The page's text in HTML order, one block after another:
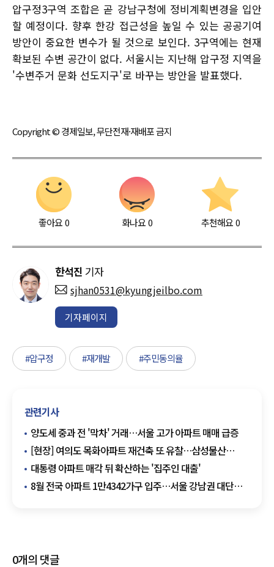
압구정3구역 조합은 곧 강남구청에 정비계획변경을 입안
할 예정이다. 향후 한강 접근성을 높일 수 있는 공공기여
방안이 중요한 변수가 될 것으로 보인다. 3구역에는 현재
확보된 수변 공간이 없다. 서울시는 지난해 압구정 지역을
'수변주거 문화 선도지구'로 바꾸는 방안을 발표했다.
Copyright © 경제일보, 무단전재·재배포 금지
좋아요0 화나요0 추천해요 0
한석진 기자
sjhan0531@kyungjeilbo.com
기자페이지
#압구정 #재개발 #주민동의율
관련기사
양도세 중과 전 '막차' 거래…서울 고가 아파트 매매 급증
[현장] 여의도 목화아파트 재건축 또 유찰…삼성물산
무혈입성 청신호
대통령 아파트 매각 뒤 확산하는 '집주인 대출'
8월 전국 아파트 1만4342가구 입주…서울 강남권 대단지
0개의 댓글